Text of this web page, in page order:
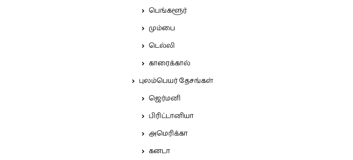
பெங்களூர்
மும்பை
டெல்லி
காரைக்கால்
புலம்பெயர் தேசங்கள்
ஜெர்மனி
பிரிட்டானியா
அமெரிக்கா
கனடா